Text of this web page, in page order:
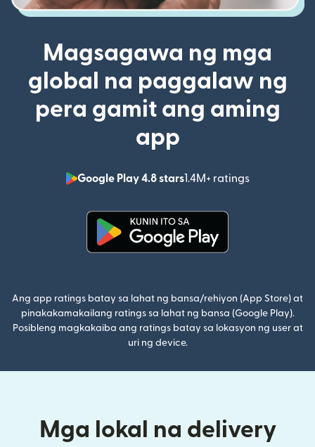
Magsagawa ng mga
global na paggalaw ng
pera gamit ang aming
app
Google Play 4.8 stars1.4M+ ratings
(bubukas
Ang app ratings batay sa lahat ng bansa/rehiyon (App Store) at
pinakakamakailang ratings sa lahat ng bansa (Google Play).
Posibleng magkakaiba ang ratings batay sa lokasyon ng user at
uri ng device.
Mga lokal na delivery